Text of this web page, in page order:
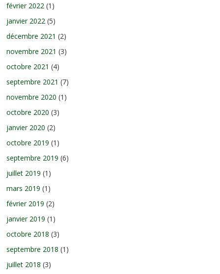
février 2022 (1)
janvier 2022 (5)
décembre 2021 (2)
novembre 2021 (3)
octobre 2021 (4)
septembre 2021 (7)
novembre 2020 (1)
octobre 2020 (3)
janvier 2020 (2)
octobre 2019 (1)
septembre 2019 (6)
juillet 2019 (1)
mars 2019 (1)
février 2019 (2)
janvier 2019 (1)
octobre 2018 (3)
septembre 2018 (1)
juillet 2018 (3)